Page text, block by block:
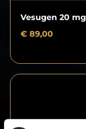
Vesugen 20 mg
€ 89,00